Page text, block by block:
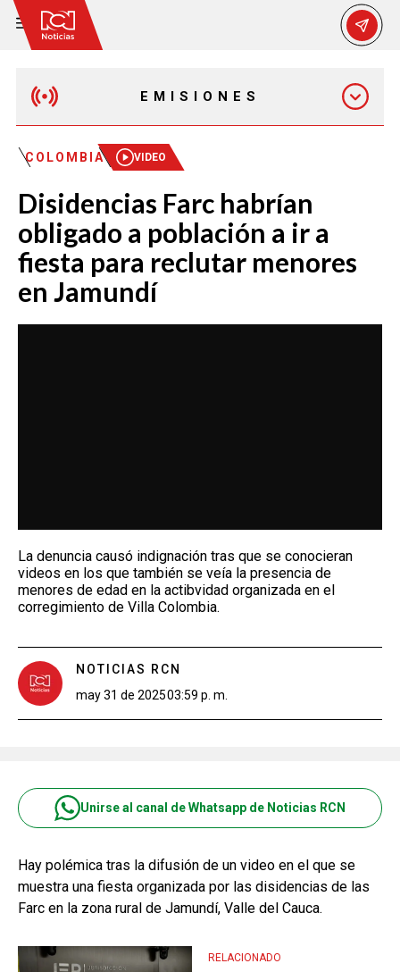
EMISIONES
MAÑANA EXPRESS
EMISIÓN 12:30 PM
EMISIÓN 7:00 PM
EMISIÓN 11:30 PM
COLOMBIA VIDEO
Disidencias Farc habrían
obligado a población a ir a
fiesta para reclutar menores
en Jamundí
La denuncia causó indignación tras que se conocieran
videos en los que también se veía la presencia de
menores de edad en la actibvidad organizada en el
corregimiento de Villa Colombia.
NOTICIAS RCN
may 31 de 202503:59 p. m.
Unirse al canal de Whatsapp de Noticias RCN
Hay polémica tras la difusión de un video en el que se
muestra una fiesta organizada por las disidencias de las
Farc en la zona rural de Jamundí, Valle del Cauca.
RELACIONADO